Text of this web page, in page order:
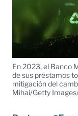
En 2023, el Banco
de sus préstamos
mitigación del
Mihai/Getty